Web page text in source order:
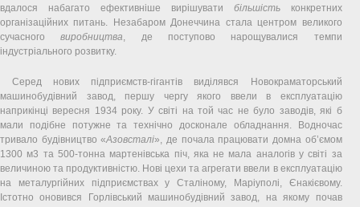
вдалося набагато ефективніше вирішувати більшістьконкретних
організаційних питань. Незабаром Донеччина стала центром великого
сучасноговиробництва, де поступово нарощувалися темпи
індустріального розвитку.
Серед нових підприємств-гігантів виділявся Новокраматорський
машинобудівний завод, першу чергу якого ввели в експлуатацію
наприкінці вересня 1934 року. У світі на той час не було заводів, які б
мали подібне потужне та технічно досконале обладнання. Водночас
тривало будівництво «Азовсталі», де почала працювати домна об’ємом
1300 м3 та 500-тонна мартенівська піч, яка не мала аналогів у світі за
величиною та продуктивністю. Нові цехи та агрегати ввели в експлуатацію
на металургійних підприємствах у Сталіному, Маріуполі, Єнакієвому.
Істотно оновився Горлівський машинобудівний завод, на якому почав